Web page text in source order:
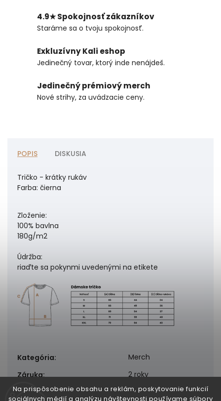
Na prispôsobenie obsahu a reklám, poskytovanie funkcií
sociálnych médií a analýzu návštevnosti používame súbory
4.9★ Spokojnosť zákazníkov
Staráme sa o tvoju spokojnosť.
Exkluzívny Kali eshop
Jedinečný tovar, ktorý inde nenájdeš.
Jedinečný prémiový merch
Nové strihy, za uvádzacie ceny.
POPIS DISKUSIA
Tričko - krátky rukáv
Farba: čierna
Zloženie:
100% bavlna
180g/m2
Údržba:
riaďte sa pokynmi uvedenými na etikete
Kategória:
Merch
Záruka: 2 roky